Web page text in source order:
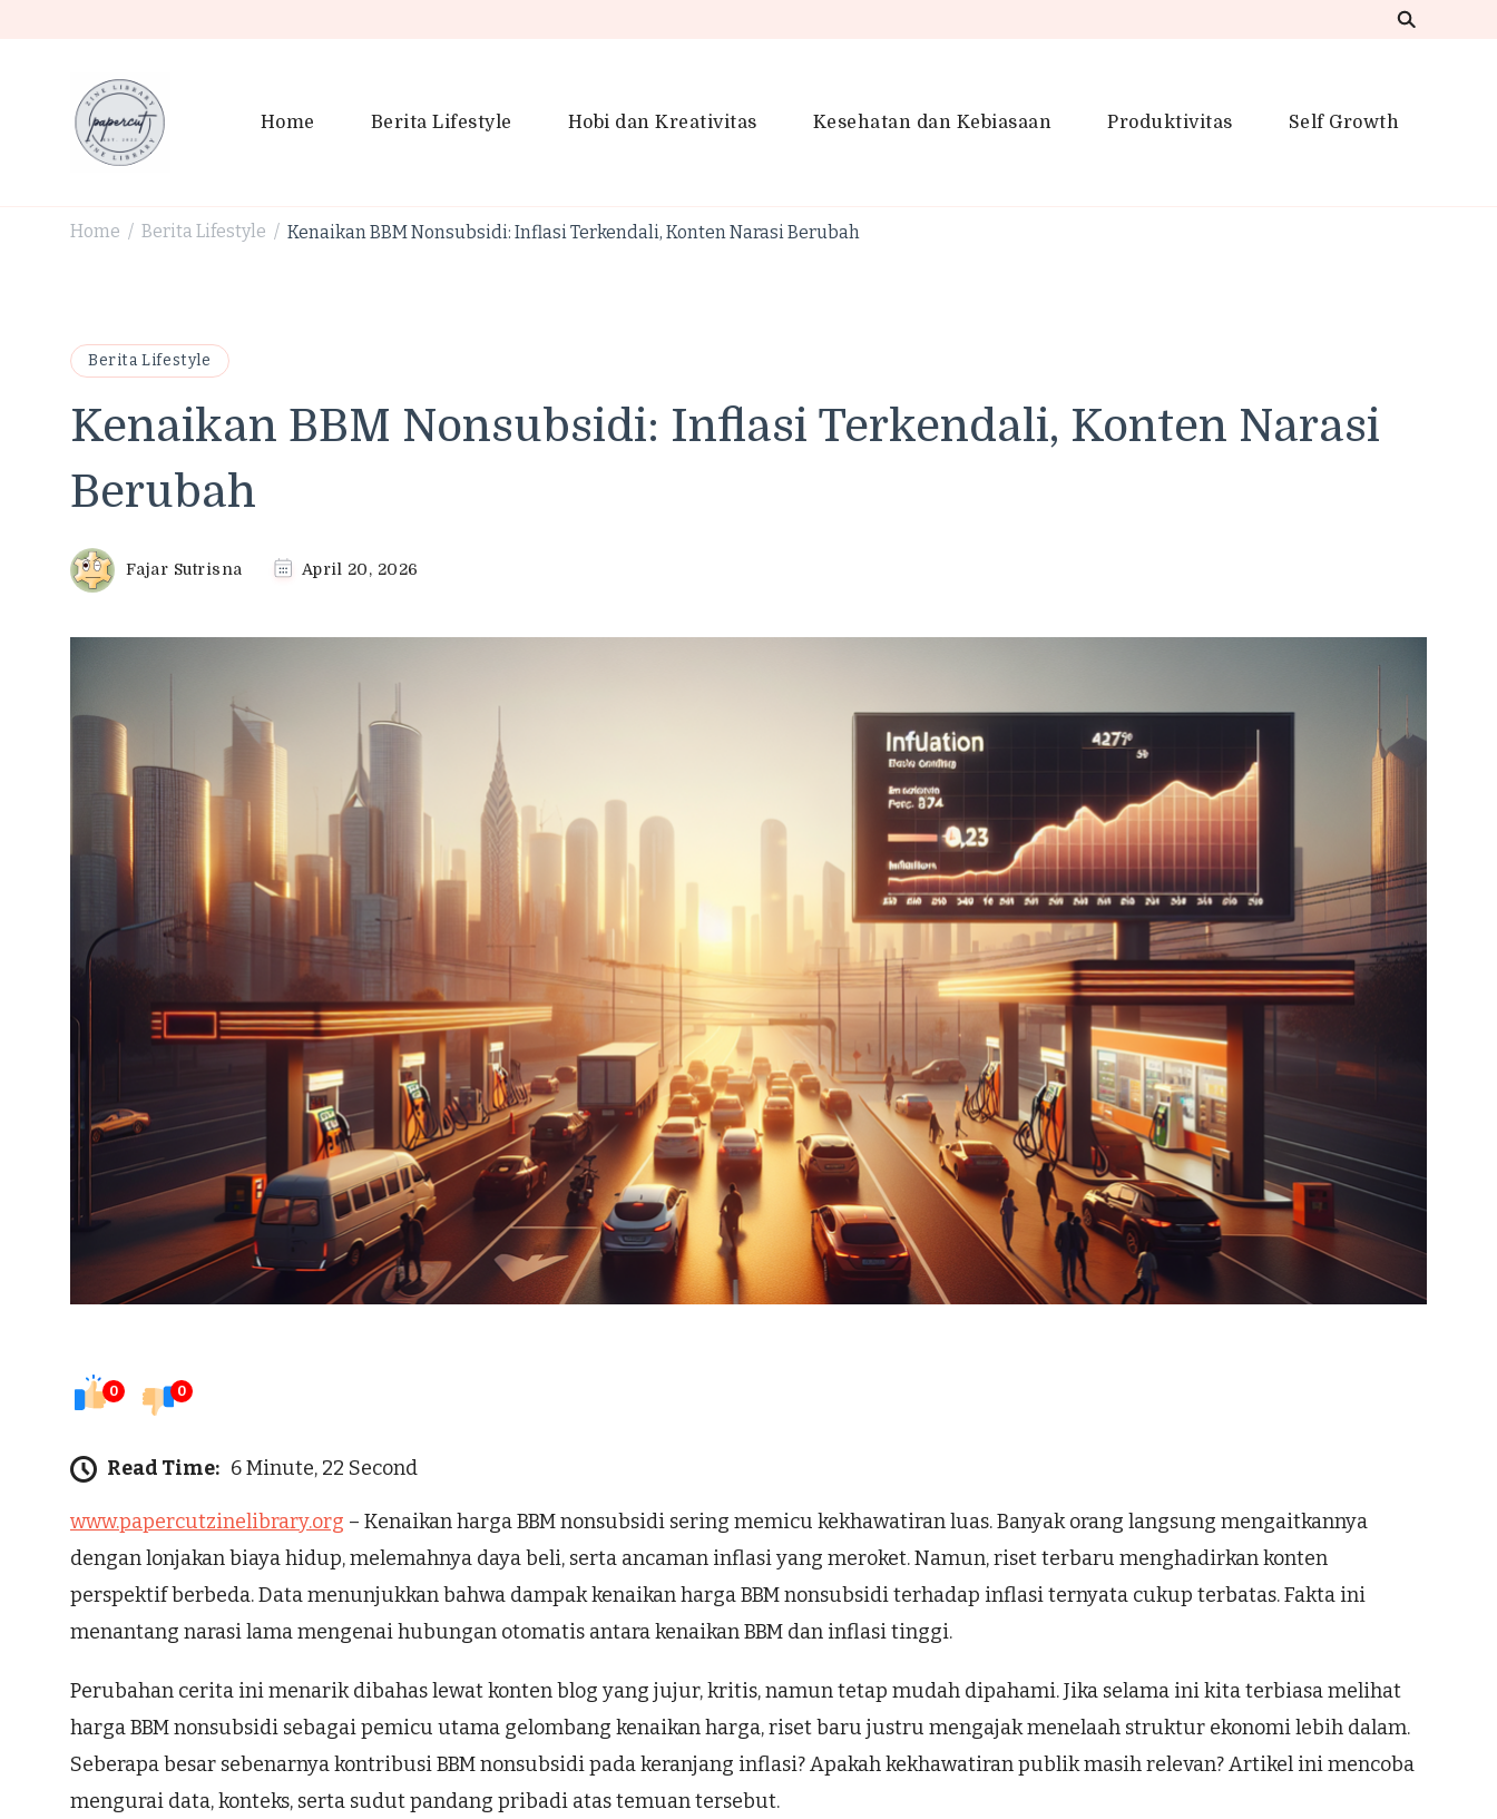
Home Berita Lifestyle Hobi dan Kreativitas Kesehatan dan Kebiasaan Produktivitas Self Growth
Home / Berita Lifestyle / Kenaikan BBM Nonsubsidi: Inflasi Terkendali, Konten Narasi Berubah
Berita Lifestyle
Kenaikan BBM Nonsubsidi: Inflasi Terkendali, Konten Narasi
Berubah
Fajar Sutrisna April 20, 2026
0 0
Read Time: 6 Minute, 22 Second
www.papercutzinelibrary.org – Kenaikan harga BBM nonsubsidi sering memicu kekhawatiran luas. Banyak orang langsung mengaitkannya
dengan lonjakan biaya hidup, melemahnya daya beli, serta ancaman inflasi yang meroket. Namun, riset terbaru menghadirkan konten
perspektif berbeda. Data menunjukkan bahwa dampak kenaikan harga BBM nonsubsidi terhadap inflasi ternyata cukup terbatas. Fakta ini
menantang narasi lama mengenai hubungan otomatis antara kenaikan BBM dan inflasi tinggi.
Perubahan cerita ini menarik dibahas lewat konten blog yang jujur, kritis, namun tetap mudah dipahami. Jika selama ini kita terbiasa melihat
harga BBM nonsubsidi sebagai pemicu utama gelombang kenaikan harga, riset baru justru mengajak menelaah struktur ekonomi lebih dalam.
Seberapa besar sebenarnya kontribusi BBM nonsubsidi pada keranjang inflasi? Apakah kekhawatiran publik masih relevan? Artikel ini mencoba
mengurai data, konteks, serta sudut pandang pribadi atas temuan tersebut.